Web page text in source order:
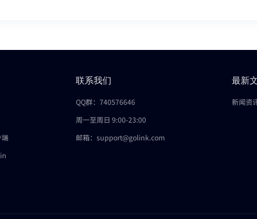
联系我们
QQ群：740576646
周一至周日 9:00-23:00
邮箱：support@golink.com
最新
新闻资